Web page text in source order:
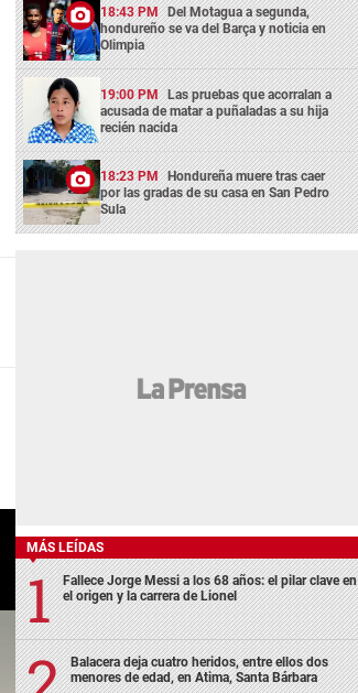
18:43 PM Del Motagua a segunda,
hondureño se va del Barça y noticia en
Olimpia
19:00 PM Las pruebas que acorralan a
acusada de matar a puñaladas a su hija
recién nacida
18:23 PM Hondureña muere tras caer
por las gradas de su casa en San Pedro
Sula
MÁS LEÍDAS
Fallece Jorge Messi a los 68 años: el pilar clave en
el origen y la carrera de Lionel
Balacera deja cuatro heridos, entre ellos dos
menores de edad, en Atima, Santa Bárbara